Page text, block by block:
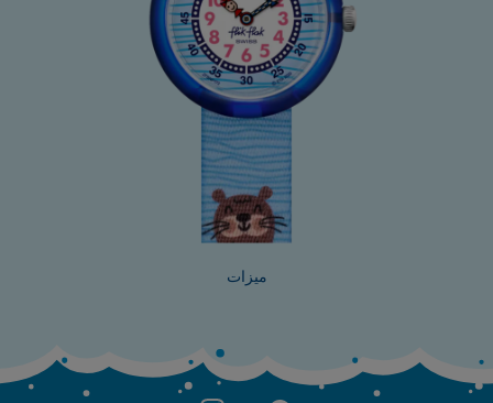
ميزات